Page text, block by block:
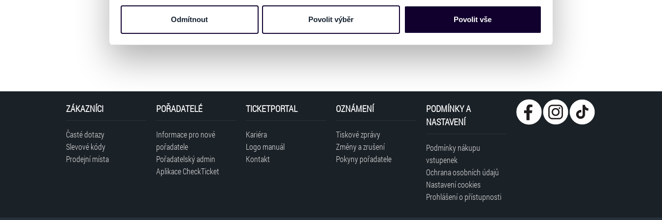
informace o vašem zařízení nebo vaší aktivitě na našich webových stránkách. Tyto informace mohou představovat
osobní údaje. Získané informace používáme např. k analýze návštěvnosti webu nebo k personalizaci obsahu a reklam.
Odmítnout Povolit výběr Povolit vše
ZÁKAZNÍCI
Časté dotazy
Slevové kódy
Prodejní místa
POŘADATELÉ
Informace pro nové
pořadatele
Pořadatelský admin
Aplikace CheckTicket
TICKETPORTAL
Kariéra
Logo manuál
Kontakt
OZNÁMENÍ
Tiskové zprávy
Změny a zrušení
Pokyny pořadatele
PODMÍNKY A
NASTAVENÍ
Podmínky nákupu
vstupenek
Ochrana osobních údajů
Nastavení cookies
Prohlášení o přístupnosti